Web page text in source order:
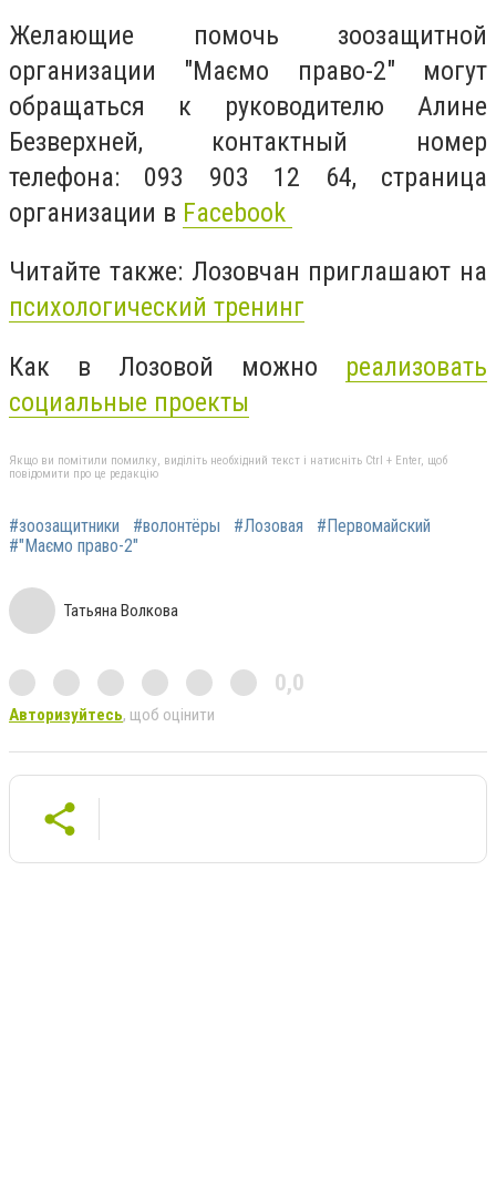
Желающие помочь зоозащитной
организации "Маємо право-2" могут
обращаться к руководителю Алине
Безверхней, контактный номер
телефона: 093 903 12 64, страница
организации в Facebook
Читайте также: Лозовчан приглашают на
психологический тренинг
Как в Лозовой можно реализовать
социальные проекты
Якщо ви помітили помилку, виділіть необхідний текст і натисніть Ctrl + Enter, щоб
повідомити про це редакцію
#зоозащитники #волонтёры #Лозовая
#Первомайский
#"Маємо право-2"
Татьяна Волкова
0,0
Авторизуйтесь, щоб оцінити